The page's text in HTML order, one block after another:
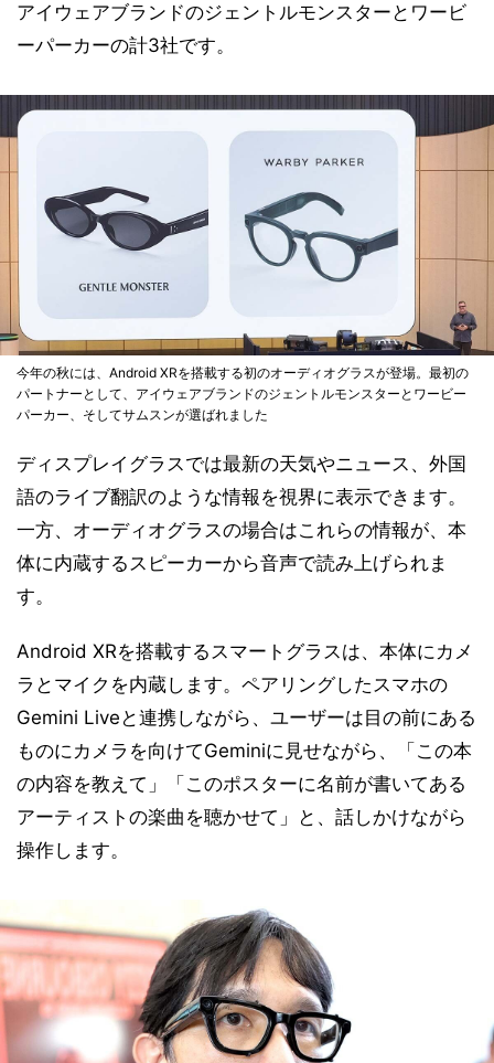
アイウェアブランドのジェントルモンスターとワービ
ーパーカーの計3社です。
今年の秋には、Android XRを搭載する初のオーディオグラスが登場。最初の
パートナーとして、アイウェアブランドのジェントルモンスターとワービー
パーカー、そしてサムスンが選ばれました
ディスプレイグラスでは最新の天気やニュース、外国
語のライブ翻訳のような情報を視界に表示できます。
一方、オーディオグラスの場合はこれらの情報が、本
体に内蔵するスピーカーから音声で読み上げられま
す。
Android XRを搭載するスマートグラスは、本体にカメ
ラとマイクを内蔵します。ペアリングしたスマホの
Gemini Liveと連携しながら、ユーザーは目の前にある
ものにカメラを向けてGeminiに見せながら、「この本
の内容を教えて」「このポスターに名前が書いてある
アーティストの楽曲を聴かせて」と、話しかけながら
操作します。